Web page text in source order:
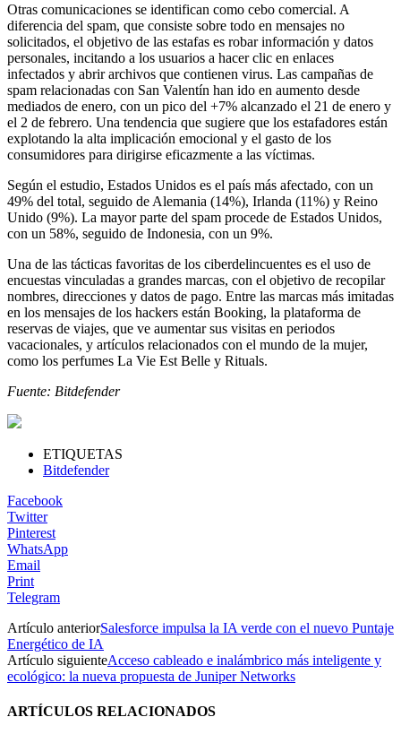
Otras comunicaciones se identifican como cebo comercial. A
diferencia del spam, que consiste sobre todo en mensajes no
solicitados, el objetivo de las estafas es robar información y datos
personales, incitando a los usuarios a hacer clic en enlaces
infectados y abrir archivos que contienen virus. Las campañas de
spam relacionadas con San Valentín han ido en aumento desde
mediados de enero, con un pico del +7% alcanzado el 21 de enero y
el 2 de febrero. Una tendencia que sugiere que los estafadores están
explotando la alta implicación emocional y el gasto de los
consumidores para dirigirse eficazmente a las víctimas.
Según el estudio, Estados Unidos es el país más afectado, con un
49% del total, seguido de Alemania (14%), Irlanda (11%) y Reino
Unido (9%). La mayor parte del spam procede de Estados Unidos,
con un 58%, seguido de Indonesia, con un 9%.
Una de las tácticas favoritas de los ciberdelincuentes es el uso de
encuestas vinculadas a grandes marcas, con el objetivo de recopilar
nombres, direcciones y datos de pago. Entre las marcas más imitadas
en los mensajes de los hackers están Booking, la plataforma de
reservas de viajes, que ve aumentar sus visitas en periodos
vacacionales, y artículos relacionados con el mundo de la mujer,
como los perfumes La Vie Est Belle y Rituals.
Fuente: Bitdefender
ETIQUETAS
Bitdefender
Facebook
Twitter
Pinterest
WhatsApp
Email
Print
Telegram
Artículo anteriorSalesforce impulsa la IA verde con el nuevo Puntaje
Energético de IA
Artículo siguienteAcceso cableado e inalámbrico más inteligente y
ecológico: la nueva propuesta de Juniper Networks
ARTÍCULOS RELACIONADOS